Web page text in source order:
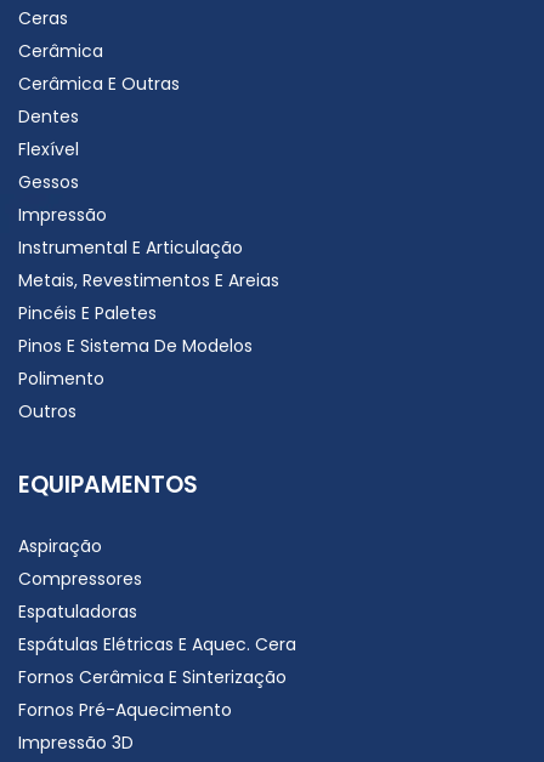
Ceras
Cerâmica
Cerâmica E Outras
Dentes
Flexível
Gessos
Impressão
Instrumental E Articulação
Metais, Revestimentos E Areias
Pincéis E Paletes
Pinos E Sistema De Modelos
Polimento
Outros
EQUIPAMENTOS
Aspiração
Compressores
Espatuladoras
Espátulas Elétricas E Aquec. Cera
Fornos Cerâmica E Sinterização
Fornos Pré-Aquecimento
Impressão 3D